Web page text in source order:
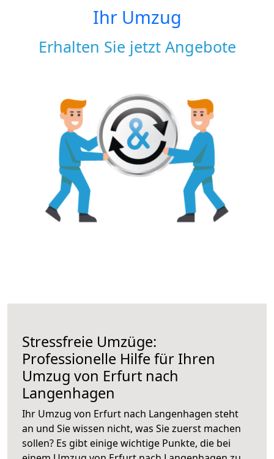
Ihr Umzug
Erhalten Sie jetzt Angebote
Stressfreie Umzüge:
Professionelle Hilfe für Ihren
Umzug von Erfurt nach
Langenhagen
Ihr Umzug von Erfurt nach Langenhagen steht
an und Sie wissen nicht, was Sie zuerst machen
sollen? Es gibt einige wichtige Punkte, die bei